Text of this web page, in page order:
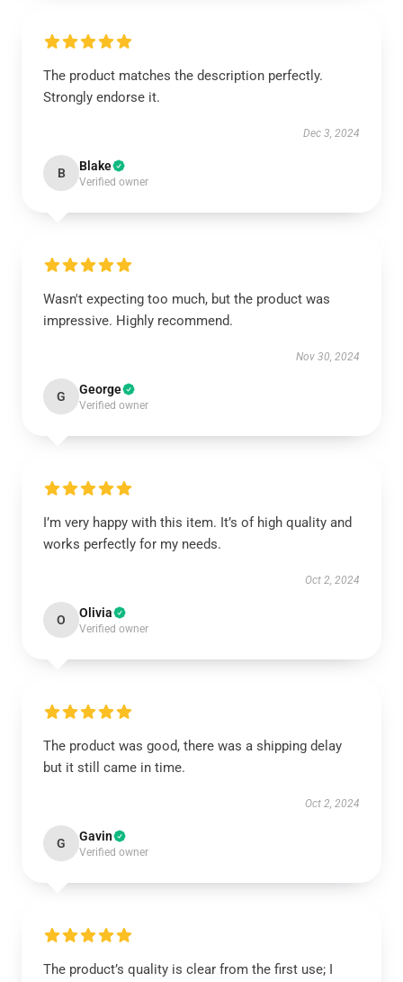
The product matches the description perfectly.
Strongly endorse it.
Dec 3, 2024
B Blake
Verified owner
Wasn't expecting too much, but the product was
impressive. Highly recommend.
Nov 30, 2024
G George
Verified owner
I’m very happy with this item. It’s of high quality and
works perfectly for my needs.
Oct 2, 2024
O Olivia
Verified owner
The product was good, there was a shipping delay
but it still came in time.
Oct 2, 2024
G Gavin
Verified owner
The product’s quality is clear from the first use; I